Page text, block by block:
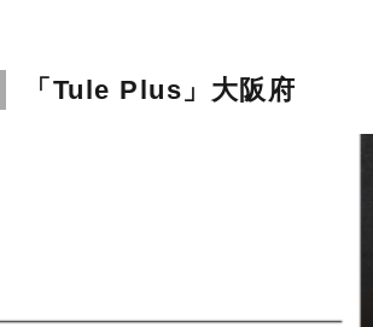
「Tule Plus」大阪府